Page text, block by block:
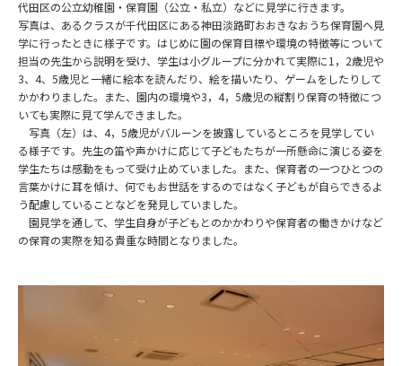
代田区の公立幼稚園・保育園（公立・私立）などに見学に行きます。
写真は、あるクラスが千代田区にある神田淡路町おおきなおうち保育園へ見
学に行ったときに様子です。はじめに園の保育目標や環境の特徴等について
担当の先生から説明を受け、学生は小グループに分かれて実際に1，2歳児や
3、4、5歳児と一緒に絵本を読んだり、絵を描いたり、ゲームをしたりして
かかわりました。また、園内の環境や3，4，5歳児の縦割り保育の特徴につ
いても実際に見て学んできました。
写真（左）は、4，5歳児がバルーンを披露しているところを見学してい
る様子です。先生の笛や声かけに応じて子どもたちが一所懸命に演じる姿を
学生たちは感動をもって受け止めていました。また、保育者の一つひとつの
言葉かけに耳を傾け、何でもお世話をするのではなく子どもが自らできるよ
う配慮していることなどを発見していました。
園見学を通して、学生自身が子どもとのかかわりや保育者の働きかけなど
の保育の実際を知る貴重な時間となりました。